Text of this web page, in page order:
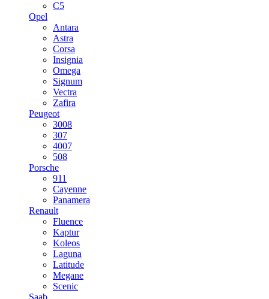
C5
Opel
Antara
Astra
Corsa
Insignia
Omega
Signum
Vectra
Zafira
Peugeot
3008
307
4007
508
Porsche
911
Cayenne
Panamera
Renault
Fluence
Kaptur
Koleos
Laguna
Latitude
Megane
Scenic
Saab